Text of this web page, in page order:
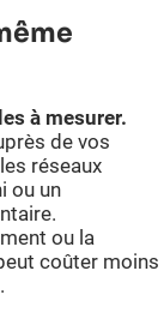
à mesurer.
de vos
réseaux
ou un
ou la
coûter moins